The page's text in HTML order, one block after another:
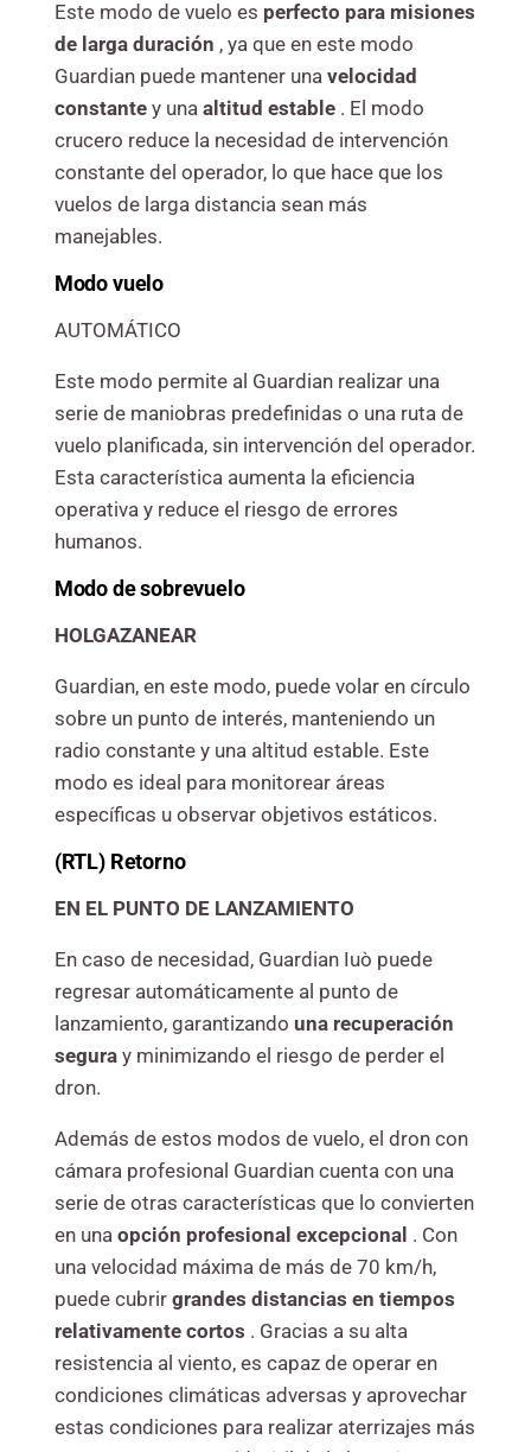
Este modo de vuelo es perfecto para misiones
de larga duración , ya que en este modo
Guardian puede mantener una velocidad
constantey una altitud estable. El modo
crucero reduce la necesidad de intervención
constante del operador, lo que hace que los
vuelos de larga distancia sean más
manejables.
Modovuelo
AUTOMÁTICO
Este modo permite al Guardian realizar una
serie de maniobras predefinidas o una ruta de
vuelo planificada, sin intervención del operador.
Esta característica aumenta la eficiencia
operativa y reduce el riesgo de errores
humanos.
Modo de sobrevuelo
HOLGAZANEAR
Guardian, en este modo, puede volar en círculo
sobre un punto de interés, manteniendo un
radio constante y una altitud estable. Este
modo es ideal para monitorear áreas
específicas u observar objetivos estáticos.
(RTL) Retorno
EN EL PUNTO DE LANZAMIENTO
En caso de necesidad, Guardian Iuò puede
regresar automáticamente al punto de
lanzamiento, garantizando una recuperación
seguray minimizando el riesgo de perder el
dron.
Además de estos modos de vuelo, el dron con
cámara profesional Guardian cuenta con una
serie de otras características que lo convierten
en una opción profesional excepcional . Con
una velocidad máxima de más de 70 km/h,
puede cubrir grandes distancias en tiempos
relativamente cortos . Gracias a su alta
resistencia al viento, es capaz de operar en
condiciones climáticas adversas y aprovechar
estas condiciones para realizar aterrizajes más